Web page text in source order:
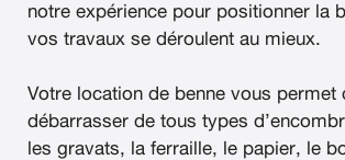
notre expérience pour positionner la
vos travaux se déroulent au mieux.
Votre location de benne vous permet
débarrasser de tous types
les gravats, la ferraille, le papier, le